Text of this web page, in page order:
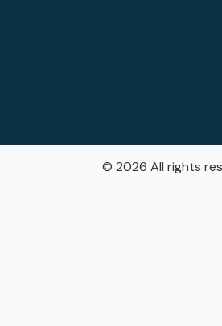
© 2026 All rights